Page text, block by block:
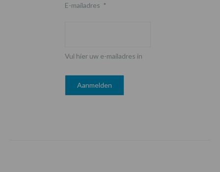
E-mailadres *
Vul hier uw e-mailadres in